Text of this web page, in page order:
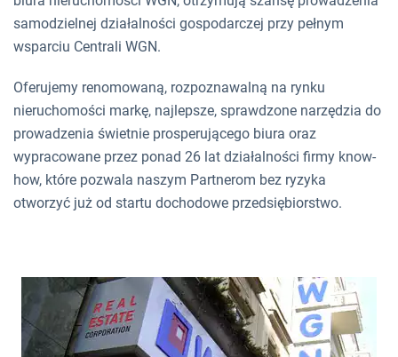
samodzielnej działalności gospodarczej przy pełnym
wsparciu Centrali WGN.
Oferujemy renomowaną, rozpoznawalną na rynku
nieruchomości markę, najlepsze, sprawdzone narzędzia do
prowadzenia świetnie prosperującego biura oraz
wypracowane przez ponad 26 lat działalności firmy know-
how, które pozwala naszym Partnerom bez ryzyka
otworzyć już od startu dochodowe przedsiębiorstwo.